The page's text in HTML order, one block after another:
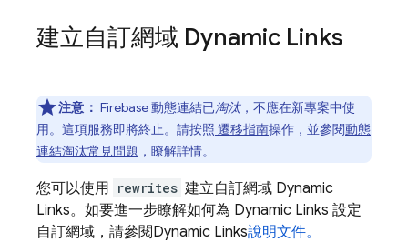
建立自訂網域 Dynamic Links
注意： Firebase 動態連結已淘汰，不應在新專案中使
用。這項服務即將終止。請按照 遷移指南操作，並參閱動態
連結淘汰常見問題 ，瞭解詳情。
您可以使用 rewrites 建立自訂網域 Dynamic
Links。如要進一步瞭解如何為 Dynamic Links 設定
自訂網域，請參閱Dynamic Links說明文件。